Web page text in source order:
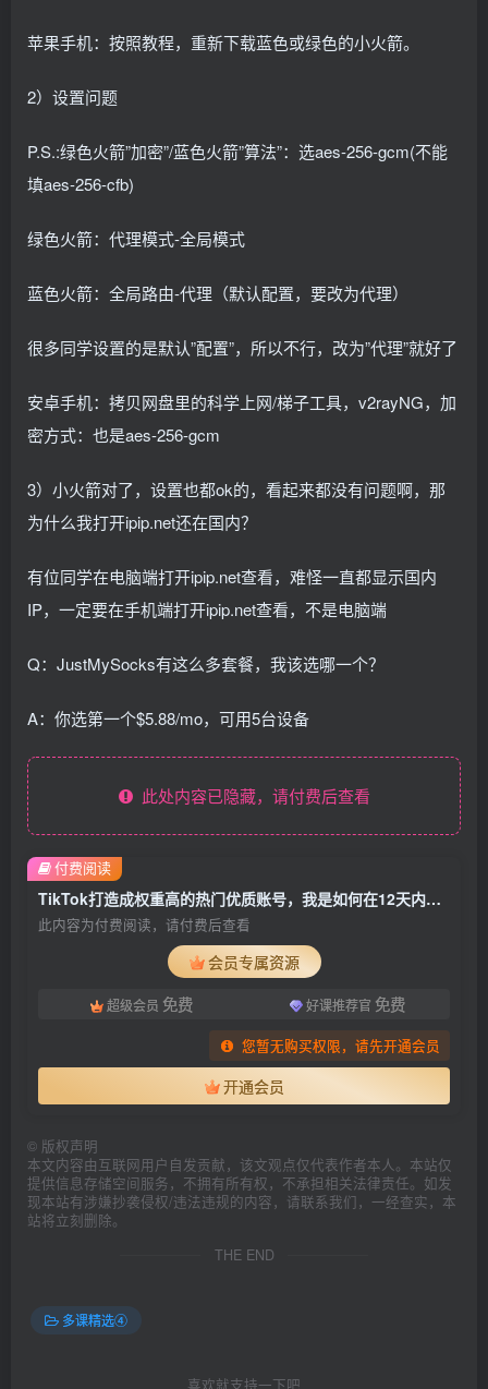
苹果手机：按照教程，重新下载蓝色或绿色的小火箭。
2）设置问题
P.S.:绿色火箭”加密”/蓝色火箭”算法”：选aes-256-gcm(不能
填aes-256-cfb)
绿色火箭：代理模式-全局模式
蓝色火箭：全局路由-代理（默认配置，要改为代理）
很多同学设置的是默认”配置”，所以不行，改为”代理”就好了
安卓手机：拷贝网盘里的科学上网/梯子工具，v2rayNG，加
密方式：也是aes-256-gcm
3）小火箭对了，设置也都ok的，看起来都没有问题啊，那
为什么我打开ipip.net还在国内？
有位同学在电脑端打开ipip.net查看，难怪一直都显示国内
IP，一定要在手机端打开ipip.net查看，不是电脑端
Q：JustMySocks有这么多套餐，我该选哪一个？
A：你选第一个$5.88/mo，可用5台设备
此处内容已隐藏，请付费后查看
TikTok打造成权重高的热门优质账号，我是如何在12天内做到25w粉丝的（视频+文档
此内容为付费阅读，请付费后查看
会员专属资源
超级会员 免费 好课推荐官 免费
您暂无购买权限，请先开通会员
开通会员
付费阅读
© 版权声明
本文内容由互联网用户自发贡献，该文观点仅代表作者本人。本站仅
提供信息存储空间服务，不拥有所有权，不承担相关法律责任。如发
现本站有涉嫌抄袭侵权/违法违规的内容，请联系我们，一经查实，本
站将立刻删除。
THE END
多课精选④
喜欢就支持一下吧